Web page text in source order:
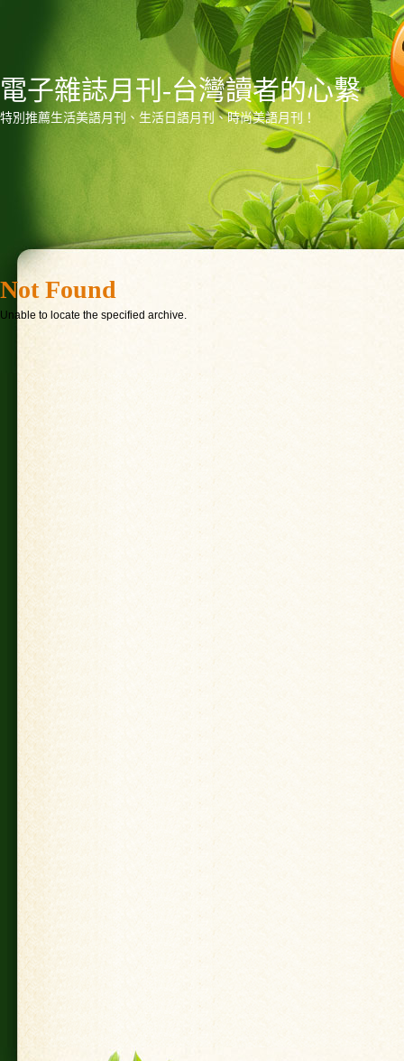
電子雜誌月刊-台灣讀者的心繫
特別推薦生活美語月刊、生活日語月刊、時尚美語月刊！
Not Found
Unable to locate the specified archive.